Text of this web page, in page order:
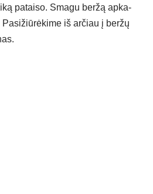
pa­tai­so. Sma­gu ber­žą ap­ka­
iš ar­čiau į ber­žų